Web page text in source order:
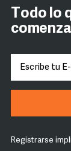
Todo lo
Registrarse